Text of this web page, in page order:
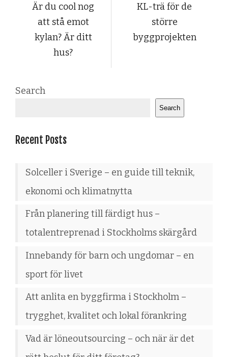
Är du cool nog
att stå emot
kylan? Är ditt
hus?
KL-trä för de
större
byggprojekten
Search
Search
Recent Posts
Solceller i Sverige – en guide till teknik,
ekonomi och klimatnytta
Från planering till färdigt hus –
totalentreprenad i Stockholms skärgård
Innebandy för barn och ungdomar – en
sport för livet
Att anlita en byggfirma i Stockholm –
trygghet, kvalitet och lokal förankring
Vad är löneoutsourcing – och när är det